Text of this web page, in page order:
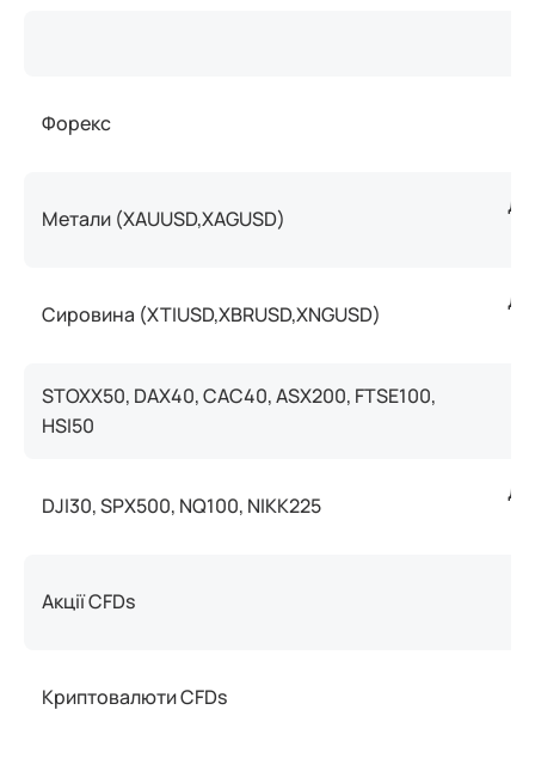
Форекс
Метали (XAUUSD,XAGUSD)
Сировина (XTIUSD,XBRUSD,XNGUSD)
STOXX50, DAX40, CAC40, ASX200, FTSE100,
HSI50
DJI30, SPX500, NQ100, NIKK225
Акції CFDs
Криптовалюти CFDs